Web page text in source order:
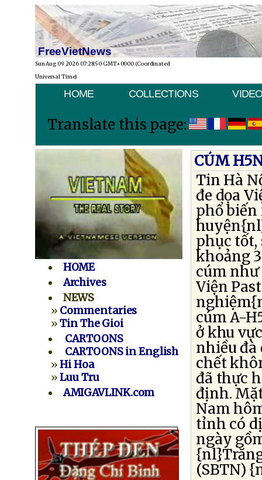
FreeVietNews
Sun Aug 09 2026 07:28:50 GMT+0000 (Coordinated
Universal Time)
HOME COLLECTIONS
Translate this page:
HOME
Archives
NEWS
» Commentaries
»Tin The Gioi
CARTOONS
CARTOONS in English
»Hi Hoa
»Luu Tru
AMIGAVLINK.com
CÚM
Tin Hà
đe dọa
phổ biến
phục
khoảng
cúm như
Viện
cúm A-
ở khu
nhiều đà
chết
đã thực
định.
Nam
tỉnh có
ngày
(SBTN)